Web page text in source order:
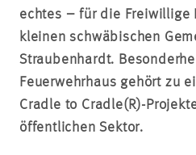
echtes – für die Freiwillige
kleinen schwäbischen
Straubenhardt.
Feuerwehrhaus gehört zu
Cradle to Cradle(R)-
öffentlichen Sektor.